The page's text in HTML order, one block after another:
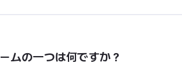
ムの一つは何ですか？